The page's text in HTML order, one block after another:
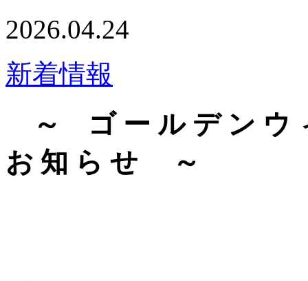
2026.04.24
新着情報
～ ゴ ー ル デ ン ウ
お 知 ら せ ～